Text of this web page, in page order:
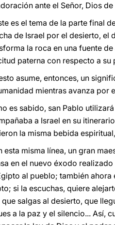
ante el Señor, Dios
es el tema de la parte final
de Israel por el desierto, el
la roca en una fuente
paterna con respecto a su
asume, entonces, un
mientras avanza por
es sabido, san Pablo
a Israel en su
la misma bebida
esta misma línea, un gran
en el nuevo éxodo
al pueblo; también ahora
si la escuchas, quiere
que salgas al desierto, que
a la paz y el silencio... Así,